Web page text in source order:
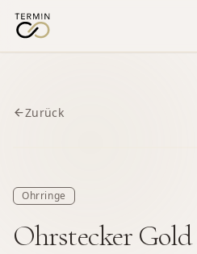
Zurück
Ohrringe
Ohrstecker Gold